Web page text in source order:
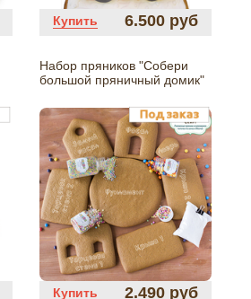
Купить 6.500 руб
Набор пряников "Собери
большой пряничный домик"
Купить 2.490 руб